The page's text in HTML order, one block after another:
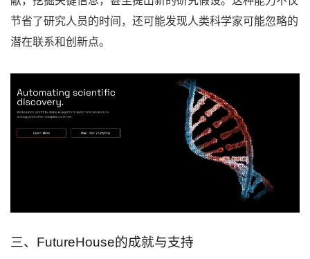
节省了研究人员的时间，还可能发现人类科学家可能忽略的
潜在联系和创新点。
三、FutureHouse的成就与支持